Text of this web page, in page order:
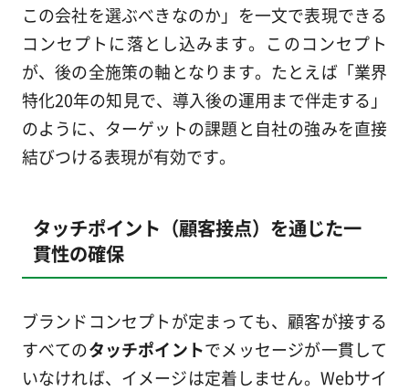
この会社を選ぶべきなのか」を一文で表現できる
コンセプトに落とし込みます。このコンセプト
が、後の全施策の軸となります。たとえば「業界
特化20年の知見で、導入後の運用まで伴走する」
のように、ターゲットの課題と自社の強みを直接
結びつける表現が有効です。
タッチポイント（顧客接点）を通じた一
貫性の確保
ブランドコンセプトが定まっても、顧客が接する
すべてのタッチポイントでメッセージが一貫して
いなければ、イメージは定着しません。Webサイ